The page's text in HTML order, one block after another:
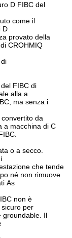
D FIBC del
come il
D
provato della
CROHMIQ
FIBC di
alla a
ma senza i
da
a macchina di C
o a secco.
che tende
né non rimuove
As
non è
per
groundable. Il